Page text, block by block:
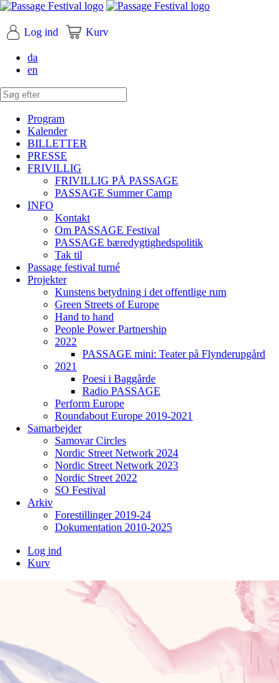
Log ind Kurv
da
en
Program
Kalender
BILLETTER
PRESSE
FRIVILLIG
FRIVILLIG PÅ PASSAGE
PASSAGE Summer Camp
INFO
Kontakt
Om PASSAGE Festival
PASSAGE bæredygtighedspolitik
Tak til
Passage festival turné
Projekter
Kunstens betydning i det offentlige rum
Green Streets of Europe
Hand to hand
People Power Partnership
2022
PASSAGE mini: Teater på Flynderupgård
2021
Poesi i Baggårde
Radio PASSAGE
Perform Europe
Roundabout Europe 2019-2021
Samarbejder
Samovar Circles
Nordic Street Network 2024
Nordic Street Network 2023
Nordic Street 2022
SO Festival
Arkiv
Forestillinger 2019-24
Dokumentation 2010-2025
Log ind
Kurv